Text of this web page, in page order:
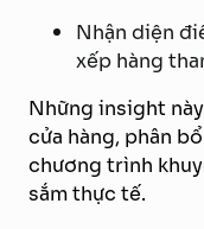
Nhận diện
xếp hàng
Những insight
cửa hàng, phân
chương trình
sắm thực tế.